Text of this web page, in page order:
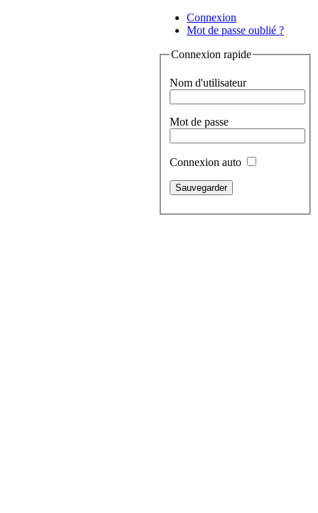
Connexion
Mot de passe oublié ?
Connexion rapide
Nom d'utilisateur
Mot de passe
Connexion auto